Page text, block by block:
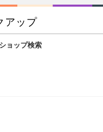
アップ
ョップ検索